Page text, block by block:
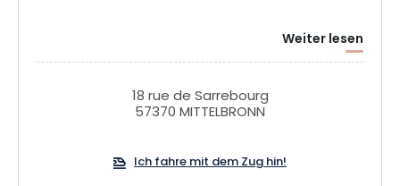
Weiter lesen
18 rue de Sarrebourg
57370 MITTELBRONN
Ich fahre mit dem Zug hin!